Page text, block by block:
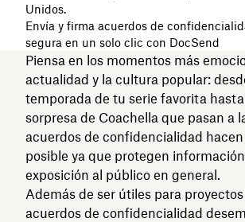
Unidos.
Envía y firma acuerdos de
segura en un solo clic con DocSend
Piensa en los momentos más
actualidad y la cultura popular:
temporada de tu serie favorita
sorpresa de Coachella que pasan a
acuerdos de confidencialidad
posible ya que protegen
exposición al público en general.
Además de ser útiles para
acuerdos de confidencialidad